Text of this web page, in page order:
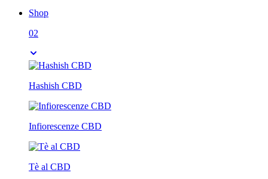
Shop
02
Hashish CBD
Infiorescenze CBD
Tè al CBD